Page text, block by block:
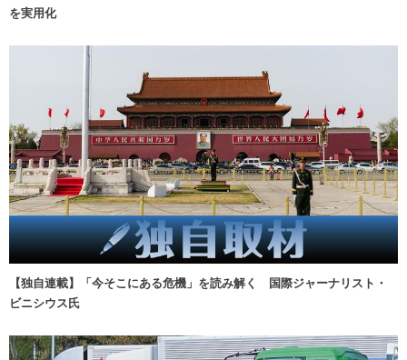
を実用化
【独自連載】「今そこにある危機」を読み解く 国際ジャーナリスト・
ビニシウス氏